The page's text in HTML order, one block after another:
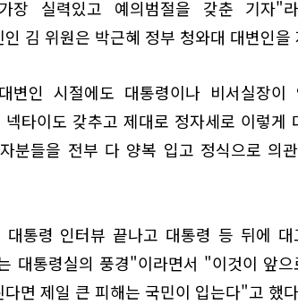
장 실력있고 예의범절을 갖춘 기자"
김 위원은 박근혜 정부 청와대 대변인을
변인 시절에도 대통령이나 비서실장
넥타이도 갖추고 제대로 정자세로 이렇게
분들을 전부 다 양복 입고 정식으로 의
통령 인터뷰 끝나고 대통령 등 뒤에
대통령실의 풍경"이라면서 "이것이 앞
다면 제일 큰 피해는 국민이 입는다"고 했